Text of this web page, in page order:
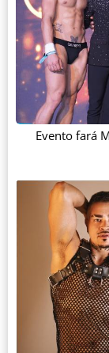
Evento fará